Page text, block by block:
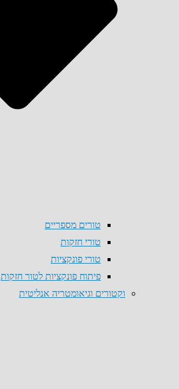
טורים מספריים
טורי חזקות
טורי פונקציות
פיתוח פונקציות לטור חזקות
וקטורים וגיאומטריה אנליטית